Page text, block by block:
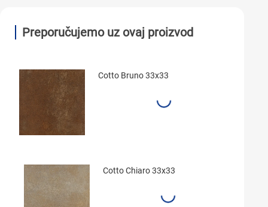
Preporučujemo uz ovaj proizvod
Cotto Bruno 33x33
Cotto Chiaro 33x33